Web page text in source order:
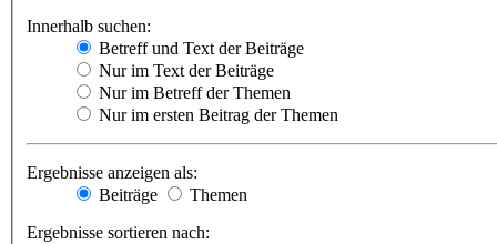
Innerhalb suchen:
Betreff und Text der Beiträge
Nur im Text der Beiträge
Nur im Betreff der Themen
Nur im ersten Beitrag der Themen
Ergebnisse anzeigen als:
Beiträge
Themen
Ergebnisse sortieren nach: